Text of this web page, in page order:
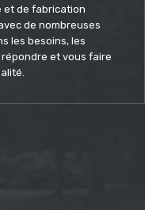
et de fabrication
de nombreuses
les besoins, les
et vous faire